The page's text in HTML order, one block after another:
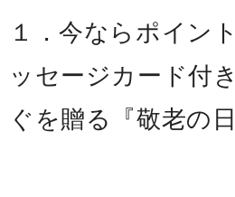
１．今ならポイン
ッセージカード付
ぐを贈る『敬老の日